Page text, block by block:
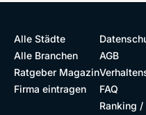
Alle Städte
Alle Branchen
Ratgeber Magazin
Firma eintragen
AGB
FAQ
Ranking